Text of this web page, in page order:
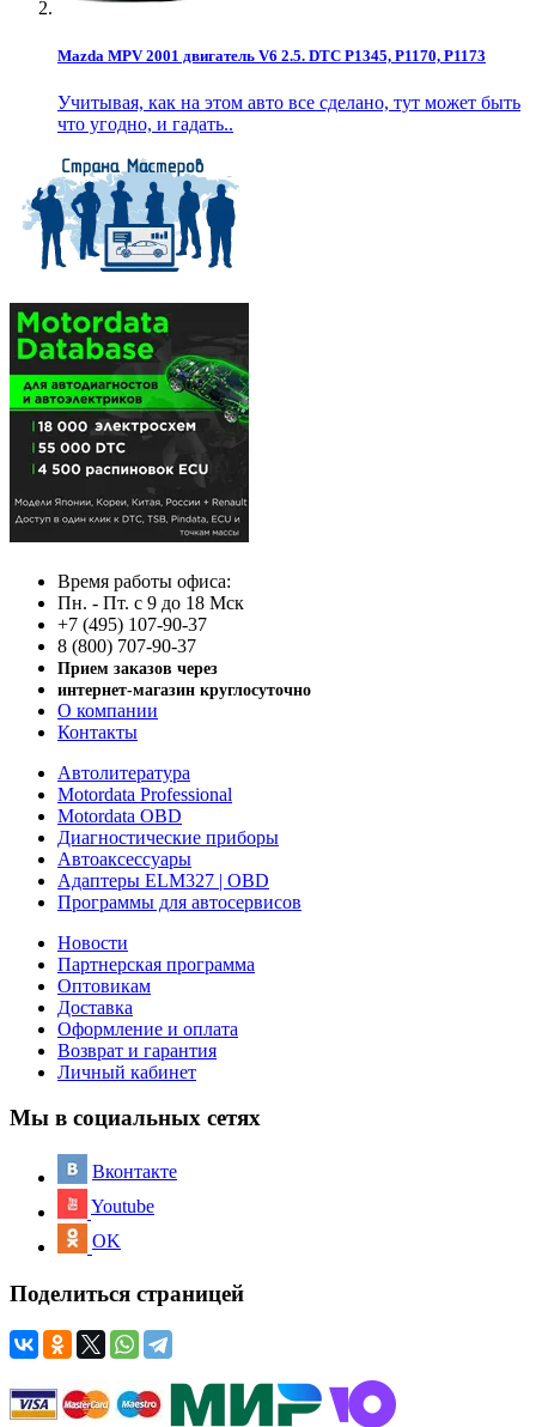
Mazda MPV 2001 двигатель V6 2.5. DTC P1345, P1170, P1173
Учитывая, как на этом авто все сделано, тут может быть
что угодно, и гадать..
Время работы офиса:
Пн. - Пт. с 9 до 18 Мск
+7 (495) 107-90-37
8 (800) 707-90-37
Прием заказов через
интернет-магазин круглосуточно
О компании
Контакты
Автолитература
Motordata Professional
Motordata OBD
Диагностические приборы
Автоаксессуары
Адаптеры ELM327 | OBD
Программы для автосервисов
Новости
Партнерская программа
Оптовикам
Доставка
Оформление и оплата
Возврат и гарантия
Личный кабинет
Мы в социальных сетях
Вконтакте
Youtube
OK
Поделиться страницей